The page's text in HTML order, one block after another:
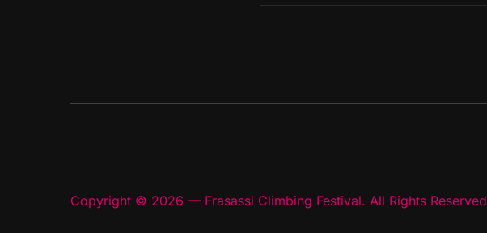
Copyright © 2026 — Frasassi Climbing Festival. All Rights Reserved